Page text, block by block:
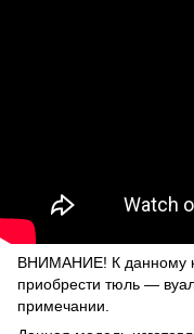
ВНИМАНИЕ! К данному
приобрести тюль ―
примечании.